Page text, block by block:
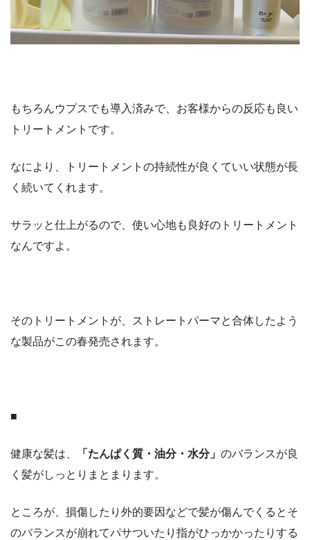
もちろんウプスでも導入済みで、お客様からの反応も良い
トリートメントです。
なにより、トリートメントの持続性が良くていい状態が長
く続いてくれます。
サラッと仕上がるので、使い心地も良好のトリートメント
なんですよ。
そのトリートメントが、ストレートパーマと合体したよう
な製品がこの春発売されます。
■
健康な髪は、 「たんぱく質・油分・水分」 のバランスが良
く髪がしっとりまとまります。
ところが、損傷したり外的要因などで髪が傷んでくるとそ
のバランスが崩れてパサついたり指がひっかかったりする